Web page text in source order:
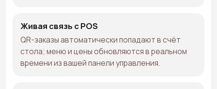
Живая связь с POS
QR-заказы автоматически попадают в счёт
стола; меню и цены обновляются в реальном
времени из вашей панели управления.